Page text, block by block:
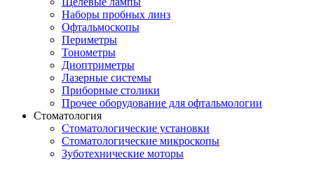
Наборы пробных линз
Офтальмоскопы
Периметры
Тонометры
Диоптриметры
Лазерные системы
Приборные столики
Прочее оборудование для офтальмологии
Стоматология
Стоматологические установки
Стоматологические микроскопы
Зуботехнические моторы